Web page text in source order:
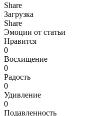
Share
Загрузка
Share
Эмоции от статьи
Нравится
0
Восхищение
0
Радость
0
Удивление
0
Подавленность